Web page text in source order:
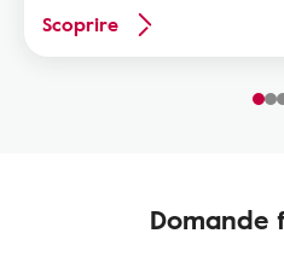
Scoprire
Domande